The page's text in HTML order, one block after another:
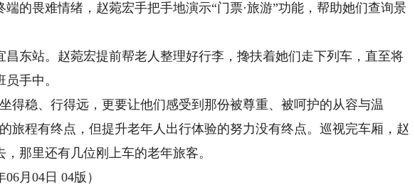
畏难情绪，赵菀宏手把手地演示“门票·旅游”功能，帮助她们查询景
东站。赵菀宏提前帮老人整理好行李，搀扶着她们走下列车，直至将
手中。
稳、行得远，更要让他们感受到那份被尊重、被呵护的从容与温
旅程有终点，但提升老年人出行体验的努力没有终点。巡视完车厢，赵
那里还有几位刚上车的老年旅客。
月04日 04版）